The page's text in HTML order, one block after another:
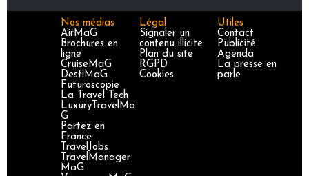
Nos médias
AirMaG
Brochures en
ligne
CruiseMaG
DestiMaG
Futuroscopie
La Travel Tech
LuxuryTravelMa
G
Partez en
France
TravelJobs
TravelManager
MaG
Légal
Signaler un
contenu illicite
Plan du site
RGPD
Cookies
Utiles
Contact
Publicité
Agenda
La presse en
parle